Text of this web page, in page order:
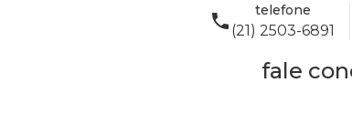
telefone
(21) 2503-6891
fale